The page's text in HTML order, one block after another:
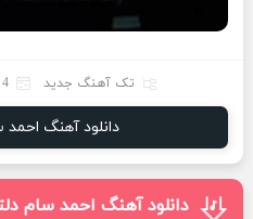
تک آهنگ جدید 4 دسامبر 2022
دانلود آهنگ
دانلود آهنگ احمد سام